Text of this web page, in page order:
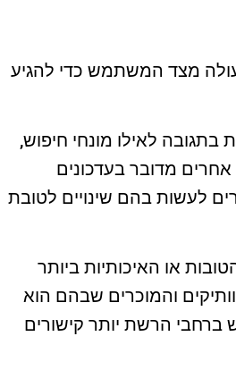
מצד המשתמש כדי להגיע
לאילו מונחי חיפוש,
מדובר בעדכונים
לעשות בהם שינויים לטובת
או האיכותיות ביותר
והמוכרים שבהם הוא
הרשת יותר קישורים